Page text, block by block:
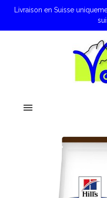
Livraison en Suisse